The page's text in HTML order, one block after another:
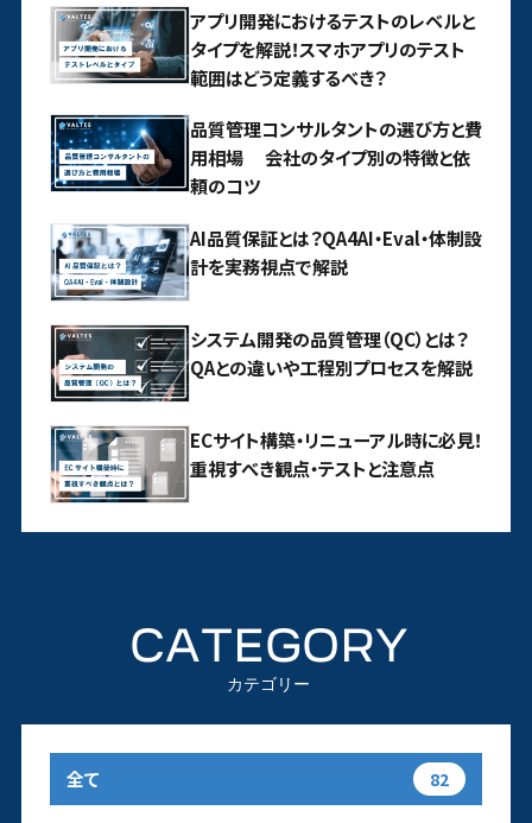
アプリ開発におけるテストのレベルと
タイプを解説！スマホアプリのテスト
範囲はどう定義するべき？
品質管理コンサルタントの選び方と費
用相場 会社のタイプ別の特徴と依
頼のコツ
AI品質保証とは？QA4AI・Eval・体制設
計を実務視点で解説
システム開発の品質管理（QC）とは？
QAとの違いや工程別プロセスを解説
ECサイト構築・リニューアル時に必見！
重視すべき観点・テストと注意点
CATEGORY
カテゴリー
全て 82